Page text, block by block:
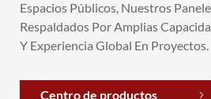
Espacios Públicos, Nuestros
Respaldados Por Amplias
Y Experiencia Global En Proyectos.
Centro de productos